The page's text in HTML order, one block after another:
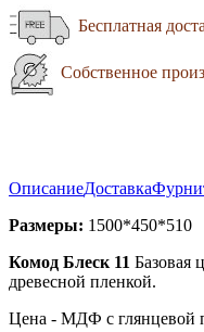
Бесплатная
Собственное
ОписаниеДоставка
Размеры: 1500*450*510
Комод Блеск 11 Базовая
древесной пленкой.
Цена - МДФ с глянцевой